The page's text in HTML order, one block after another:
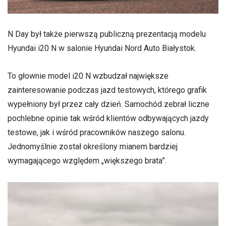
N Day był także pierwszą publiczną prezentacją modelu
Hyundai i20 N w salonie Hyundai Nord Auto Białystok.
To głownie model i20 N wzbudzał największe
zainteresowanie podczas jazd testowych, którego grafik
wypełniony był przez cały dzień. Samochód zebrał liczne
pochlebne opinie tak wśród klientów odbywających jazdy
testowe, jak i wśród pracowników naszego salonu.
Jednomyślnie został określony mianem bardziej
wymagającego względem „większego brata”.